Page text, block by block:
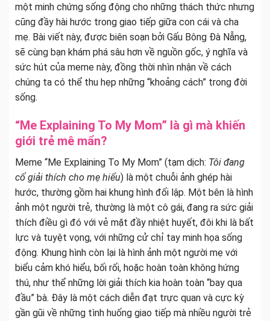
một minh chứng sống động cho những thách thức nhưng
cũng đầy hài hước trong giao tiếp giữa con cái và cha
mẹ. Bài viết này, được biên soạn bởi Gấu Bông Đà Nẵng,
sẽ cùng bạn khám phá sâu hơn về nguồn gốc, ý nghĩa và
sức hút của meme này, đồng thời nhìn nhận về cách
chúng ta có thể thu hẹp những “khoảng cách” trong đời
sống.
“Me Explaining To My Mom” là gì mà khiến
giới trẻ mê mẩn?
Meme “Me Explaining To My Mom” (tạm dịch: Tôi đang
cố giải thích cho mẹ hiểu) là một chuỗi ảnh ghép hài
hước, thường gồm hai khung hình đối lập. Một bên là hình
ảnh một người trẻ, thường là một cô gái, đang ra sức giải
thích điều gì đó với vẻ mặt đầy nhiệt huyết, đôi khi là bất
lực và tuyệt vọng, với những cử chỉ tay minh họa sống
động. Khung hình còn lại là hình ảnh một người mẹ với
biểu cảm khó hiểu, bối rối, hoặc hoàn toàn không hứng
thú, như thể những lời giải thích kia hoàn toàn “bay qua
đầu” bà. Đây là một cách diễn đạt trực quan và cực kỳ
gần gũi về những tình huống giao tiếp mà nhiều người trẻ